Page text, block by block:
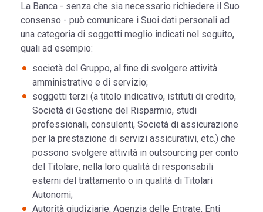
La Banca - senza che sia necessario richiedere il Suo
consenso - può comunicare i Suoi dati personali ad
una categoria di soggetti meglio indicati nel seguito,
quali ad esempio:
società del Gruppo, al fine di svolgere attività
amministrative e di servizio;
soggetti terzi (a titolo indicativo, istituti di credito,
Società di Gestione del Risparmio, studi
professionali, consulenti, Società di assicurazione
per la prestazione di servizi assicurativi, etc.) che
possono svolgere attività in outsourcing per conto
del Titolare, nella loro qualità di responsabili
esterni del trattamento o in qualità di Titolari
Autonomi;
Autorità giudiziarie, Agenzia delle Entrate, Enti